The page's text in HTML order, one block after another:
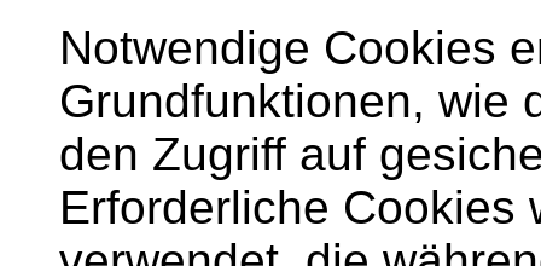
Notwendige Cookies
Grundfunktionen, wie
den Zugriff auf
Erforderliche Cookies